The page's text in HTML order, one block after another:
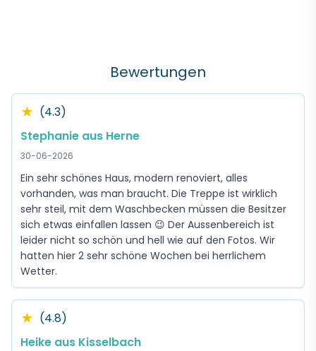
Bewertungen
★ (4.3)
Stephanie aus Herne
30-06-2026
Ein sehr schönes Haus, modern renoviert, alles
vorhanden, was man braucht. Die Treppe ist wirklich
sehr steil, mit dem Waschbecken müssen die Besitzer
sich etwas einfallen lassen 😉 Der Aussenbereich ist
leider nicht so schön und hell wie auf den Fotos. Wir
hatten hier 2 sehr schöne Wochen bei herrlichem
Wetter.
★ (4.8)
Heike aus Kisselbach